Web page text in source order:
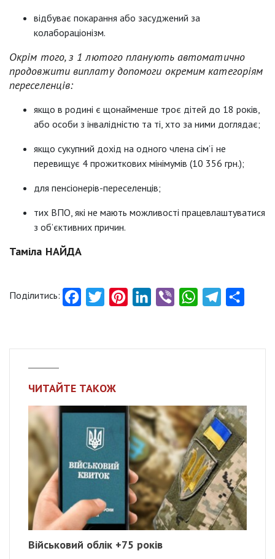
відбуває покарання або засуджений за
колабораціонізм.
Окрім того, з 1 лютого планують автоматично
продовжити виплату допомоги окремим категоріям
переселенців:
якщо в родині є щонайменше троє дітей до 18 років,
або особи з інвалідністю та ті, хто за ними доглядає;
якщо сукупний дохід на одного члена сім’ї не
перевищує 4 прожиткових мінімумів (10 356 грн.);
для пенсіонерів-переселенців;
тих ВПО, які не мають можливості працевлаштуватися
з об’єктивних причин.
Таміла НАЙДА
Поділитись: FacebookTwitter PinterestLinkedInViber WhatsAppTelegram
ЧИТАЙТЕ ТАКОЖ
Військовий облік +75 років